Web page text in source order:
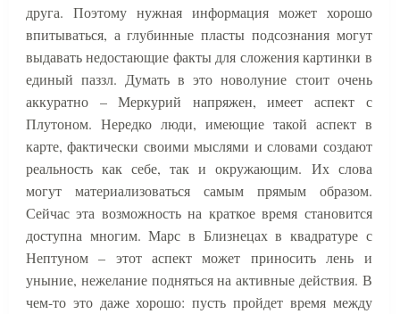
друга. Поэтому нужная информация может хорошо
впитываться, а глубинные пласты подсознания могут
выдавать недостающие факты для сложения картинки в
единый паззл. Думать в это новолуние стоит очень
аккуратно – Меркурий напряжен, имеет аспект с
Плутоном. Нередко люди, имеющие такой аспект в
карте, фактически своими мыслями и словами создают
реальность как себе, так и окружающим. Их слова
могут материализоваться самым прямым образом.
Сейчас эта возможность на краткое время становится
доступна многим. Марс в Близнецах в квадратуре с
Нептуном – этот аспект может приносить лень и
уныние, нежелание подняться на активные действия. В
чем-то это даже хорошо: пусть пройдет время между